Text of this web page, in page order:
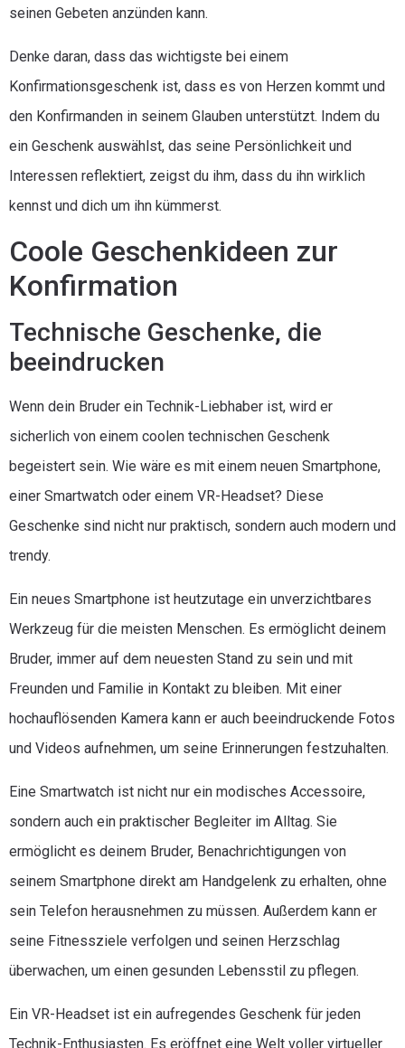
seinen Gebeten anzünden kann.
Denke daran, dass das wichtigste bei einem
Konfirmationsgeschenk ist, dass es von Herzen kommt und
den Konfirmanden in seinem Glauben unterstützt. Indem du
ein Geschenk auswählst, das seine Persönlichkeit und
Interessen reflektiert, zeigst du ihm, dass du ihn wirklich
kennst und dich um ihn kümmerst.
Coole Geschenkideen zur
Konfirmation
Technische Geschenke, die
beeindrucken
Wenn dein Bruder ein Technik-Liebhaber ist, wird er
sicherlich von einem coolen technischen Geschenk
begeistert sein. Wie wäre es mit einem neuen Smartphone,
einer Smartwatch oder einem VR-Headset? Diese
Geschenke sind nicht nur praktisch, sondern auch modern und
trendy.
Ein neues Smartphone ist heutzutage ein unverzichtbares
Werkzeug für die meisten Menschen. Es ermöglicht deinem
Bruder, immer auf dem neuesten Stand zu sein und mit
Freunden und Familie in Kontakt zu bleiben. Mit einer
hochauflösenden Kamera kann er auch beeindruckende Fotos
und Videos aufnehmen, um seine Erinnerungen festzuhalten.
Eine Smartwatch ist nicht nur ein modisches Accessoire,
sondern auch ein praktischer Begleiter im Alltag. Sie
ermöglicht es deinem Bruder, Benachrichtigungen von
seinem Smartphone direkt am Handgelenk zu erhalten, ohne
sein Telefon herausnehmen zu müssen. Außerdem kann er
seine Fitnessziele verfolgen und seinen Herzschlag
überwachen, um einen gesunden Lebensstil zu pflegen.
Ein VR-Headset ist ein aufregendes Geschenk für jeden
Technik-Enthusiasten. Es eröffnet eine Welt voller virtueller